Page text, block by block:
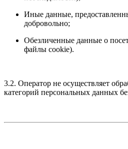
Иные данные,
добровольно;
Обезличенные данные о
файлы cookie).
3.2. Оператор не осуществляет
категорий персональных данных